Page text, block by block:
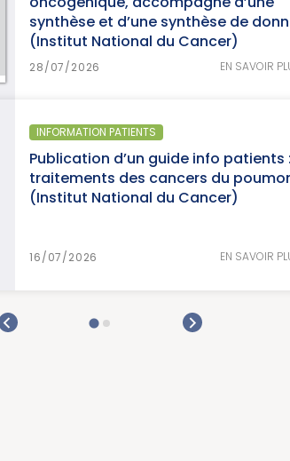
synthèse et d’une synthèse de
(Institut National du Cancer)
28/07/2026 EN SAVOIR
INFORMATION PATIENTS
Publication d’un guide info patients :
traitements des cancers du
(Institut National du Cancer)
16/07/2026 EN SAVOIR